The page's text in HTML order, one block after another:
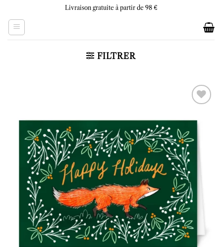
content
Livraison gratuite à partir de 98 €
FILTRER
à la liste
d’envies